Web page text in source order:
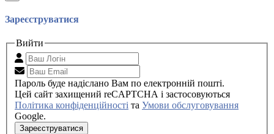
Зареєструватися
Вийти
Пароль буде надіслано Вам по електронній пошті.
Цей сайт захищений reCAPTCHA і застосовуються
Політика конфіденційності та Умови обслуговування
Google.
Зареєструватися